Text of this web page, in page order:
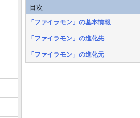
目次
「ファイラモン」の基本情報
「ファイラモン」の進化先
「ファイラモン」の進化元